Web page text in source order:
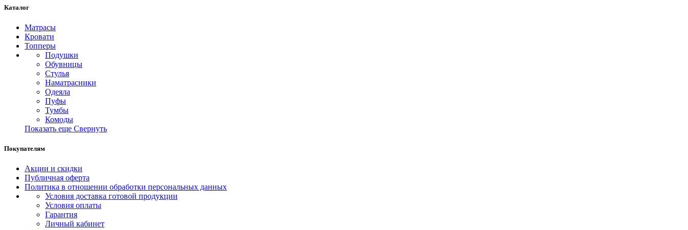
Каталог
Матрасы
Кровати
Топперы
Подушки
Обувницы
Стулья
Наматрасники
Одеяла
Пуфы
Тумбы
Комоды
Показать еще Свернуть
Покупателям
Акции и скидки
Публичная оферта
Политика в отношении обработки персональных данных
Условия доставка готовой продукции
Условия оплаты
Гарантия
Личный кабинет